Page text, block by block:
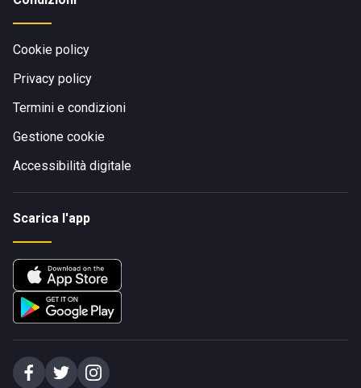
Cookie policy
Privacy policy
Termini e condizioni
Gestione cookie
Accessibilità digitale
Scarica l'app